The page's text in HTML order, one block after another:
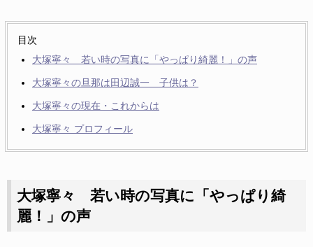
目次
大塚寧々 若い時の写真に「やっぱり綺麗！」の声
大塚寧々の旦那は田辺誠一 子供は？
大塚寧々の現在・これからは
大塚寧々 プロフィール
大塚寧々 若い時の写真に「やっぱり綺
麗！」の声